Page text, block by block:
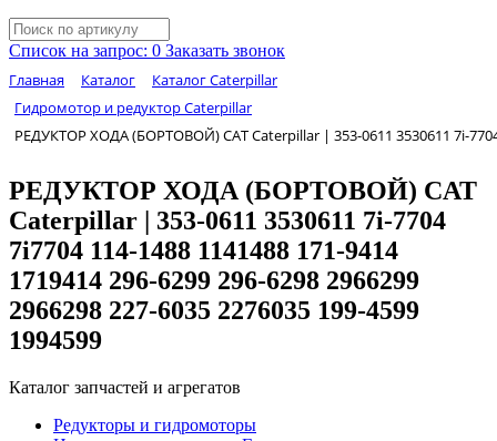
Список на запрос: 0 Заказать звонок
Главная Каталог
Каталог Caterpillar
Гидромотор и редуктор Caterpillar
РЕДУКТОР ХОДА (БОРТОВОЙ) CAT Caterpillar | 353-0611 3530611 7i-7704
РЕДУКТОР ХОДА (БОРТОВОЙ) CAT
Caterpillar | 353-0611 3530611 7i-7704
7i7704 114-1488 1141488 171-9414
1719414 296-6299 296-6298 2966299
2966298 227-6035 2276035 199-4599
1994599
Каталог запчастей и агрегатов
Редукторы и гидромоторы